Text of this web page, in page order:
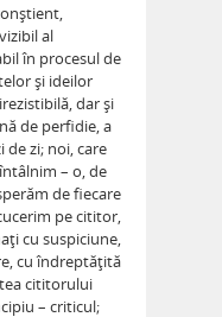
al
în procesul de
şi ideilor
dar şi
de perfidie, a
zi; noi, care
– o, de
de fiecare
pe cititor,
cu suspiciune,
cu îndreptăţită
cititorului
– criticul;